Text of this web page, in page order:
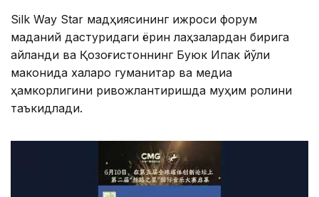
Silk Way Star мадҳиясининг ижроси форум
маданий дастуридаги ёрқин лаҳзалардан бирига
айланди ва Қозоғистоннинг Буюк Ипак йўли
маконида халқаро гуманитар ва медиа
ҳамкорлигини ривожлантиришда муҳим ролини
таъкидлади.